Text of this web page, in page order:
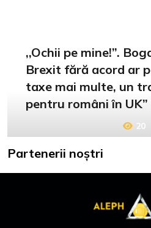
,,Ochii pe mine!”.
Brexit fără acord ar
taxe mai multe, un
pentru români în UK”
20
Partenerii noștri